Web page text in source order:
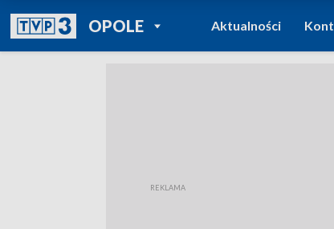
OPOLEPOWRÓT DO
TVP REGIONY
Aktualności